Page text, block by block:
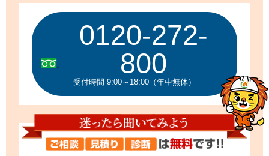
0120-272-
800
受付時間 9:00～18:00（年中無休）